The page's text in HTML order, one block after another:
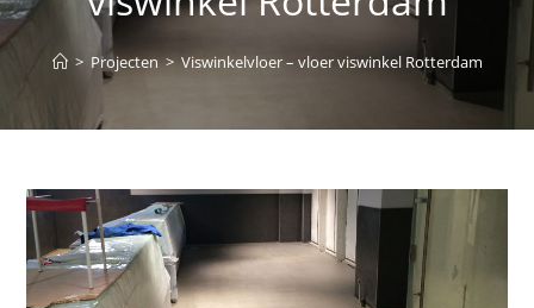
> Projecten > Viswinkelvloer – vloer viswinkel Rotterdam